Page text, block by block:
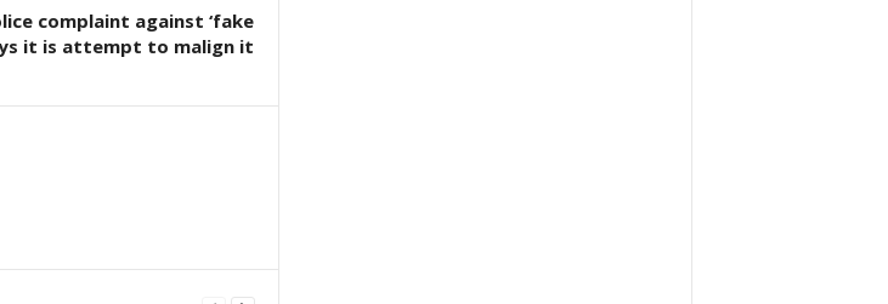
complaint against ‘fake
it is attempt to malign it